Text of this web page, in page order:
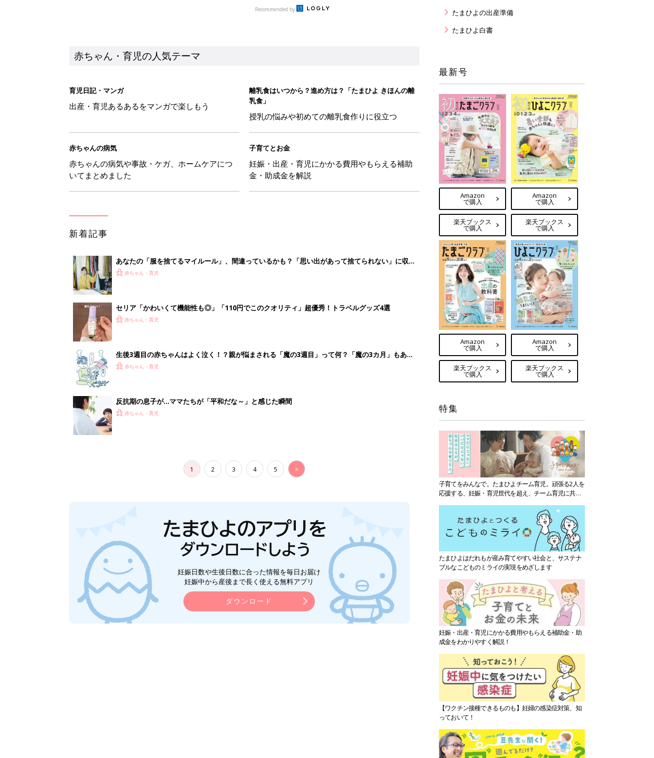
Recommended by
赤ちゃん・育児の人気テーマ
育児日記・マンガ
出産・育児あるあるをマンガで楽しもう
離乳食はいつから？進め方は？「たまひよ きほんの離
乳食」
授乳の悩みや初めての離乳食作りに役立つ
赤ちゃんの病気
赤ちゃんの病気や事故・ケガ、ホームケアにつ
いてまとめました
子育てとお金
妊娠・出産・育児にかかる費用やもらえる補助
金・助成金を解説
新着記事
あなたの「服を捨てるマイルール」、間違っているかも？「思い出があって捨てられない」に収納
スタイリストが喝！
赤ちゃん・育児
セリア「かわいくて機能性も◎」「110円でこのクオリティ」超優秀！トラベルグッズ4選
赤ちゃん・育児
生後3週目の赤ちゃんはよく泣く！？親が悩まされる「魔の3週目」って何？「魔の3カ月」もある
って本当？【専門家】
赤ちゃん・育児
反抗期の息子が...ママたちが「平和だな～」と感じた瞬間
赤ちゃん・育児
1 2 3 4 5 >
妊娠日数や生後日数に合った情報を毎日お届け
妊娠中から産後まで長く使える無料アプリ
ダウンロード
たまひよの出産準備
たまひよ白書
最新号
Amazon
で購入
楽天ブックス
で購入
Amazon
で購入
楽天ブックス
で購入
Amazon
で購入
楽天ブックス
で購入
Amazon
で購入
楽天ブックス
で購入
特集
子育てをみんなで。たまひよチーム育児。頑張る2人を
応援する、妊娠・育児世代を超え、チーム育児に共感
たまひよはだれもが産み育てやすい社会と、サステナ
ブルなこどものミライの実現をめざします
妊娠・出産・育児にかかる費用やもらえる補助金・助
成金をわかりやすく解説！
【ワクチン接種できるものも】妊婦の感染症対策、知
っておいて！